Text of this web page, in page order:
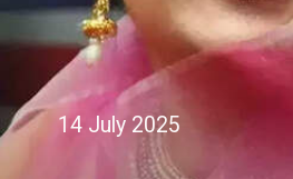
14 July 2025